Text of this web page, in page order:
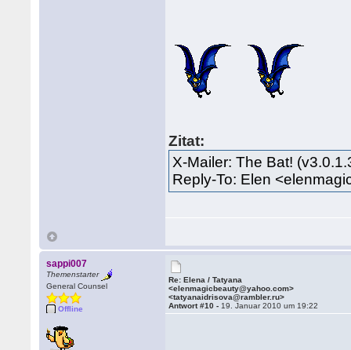
Zitat:
X-Mailer: The Bat!
Reply-To: Elen
sappi007
Themenstarter
General Counsel
Offline
Re: Elena / Tatyana
<elenmagicbeauty@yahoo.com>
<tatyanaidrisova@rambler.ru>
Antwort #10 - 19. Januar 2010 um 19:22